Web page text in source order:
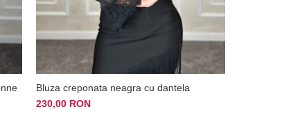
Bluza creponata neagra cu dantela
230,00 RON